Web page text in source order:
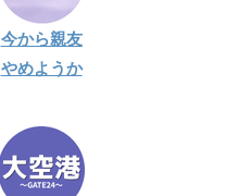
今から親友
やめようか